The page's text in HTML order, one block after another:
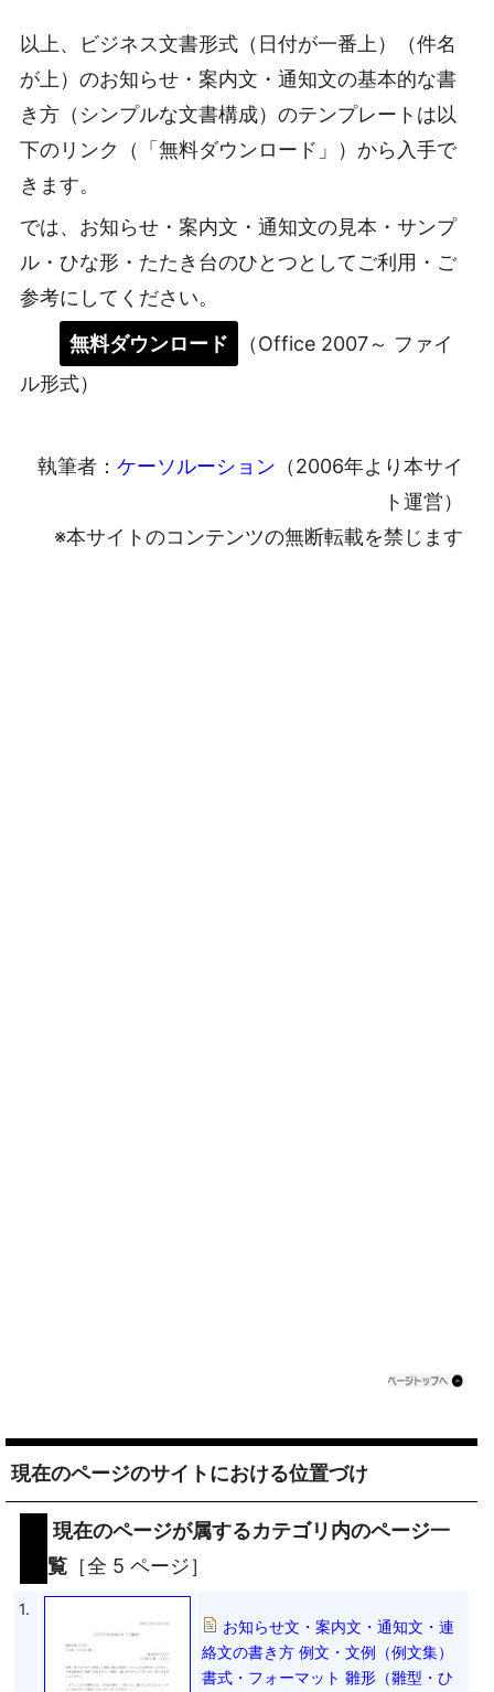
以上、ビジネス文書形式（日付が一番上）（件名
が上）のお知らせ・案内文・通知文の基本的な書
き方（シンプルな文書構成）のテンプレートは以
下のリンク（「無料ダウンロード」）から入手で
きます。
では、お知らせ・案内文・通知文の見本・サンプ
ル・ひな形・たたき台のひとつとしてご利用・ご
参考にしてください。
無料ダウンロード
（Office 2007～ ファイ
ル形式）
執筆者： ケーソルーション （2006年より本サイ
ト運営）
※本サイトのコンテンツの無断転載を禁じます
現在のページのサイトにおける位置づけ
現在のページが属するカテゴリ内のページ一
覧 ［全 5 ページ］
1.
お知らせ文・案内文・通知文・連
絡文の書き方 例文・文例（例文集）
書式・フォーマット 雛形（雛型・ひ